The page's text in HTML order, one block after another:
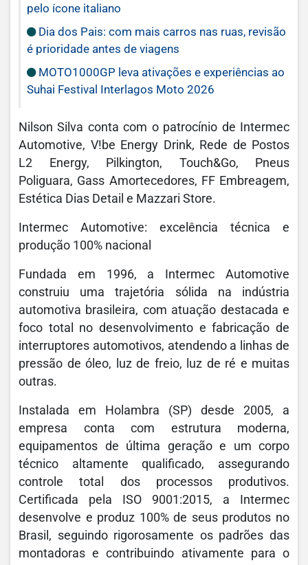
pelo ícone italiano
Dia dos Pais: com mais carros nas ruas, revisão
é prioridade antes de viagens
MOTO1000GP leva ativações e experiências ao
Suhai Festival Interlagos Moto 2026
Nilson Silva conta com o patrocínio de Intermec
Automotive, V!be Energy Drink, Rede de Postos
L2 Energy, Pilkington, Touch&Go, Pneus
Poliguara, Gass Amortecedores, FF Embreagem,
Estética Dias Detail e Mazzari Store.
Intermec Automotive: excelência técnica e
produção 100% nacional
Fundada em 1996, a Intermec Automotive
construiu uma trajetória sólida na indústria
automotiva brasileira, com atuação destacada e
foco total no desenvolvimento e fabricação de
interruptores automotivos, atendendo a linhas de
pressão de óleo, luz de freio, luz de ré e muitas
outras.
Instalada em Holambra (SP) desde 2005, a
empresa conta com estrutura moderna,
equipamentos de última geração e um corpo
técnico altamente qualificado, assegurando
controle total dos processos produtivos.
Certificada pela ISO 9001:2015, a Intermec
desenvolve e produz 100% de seus produtos no
Brasil, seguindo rigorosamente os padrões das
montadoras e contribuindo ativamente para o